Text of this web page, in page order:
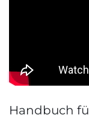
Handbuch